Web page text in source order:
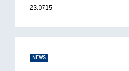
23.07.15
NEWS